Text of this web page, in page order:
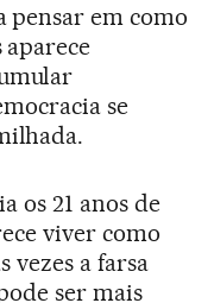
pensar em como
aparece
se
os 21 anos de
viver como
vezes a farsa
ser mais